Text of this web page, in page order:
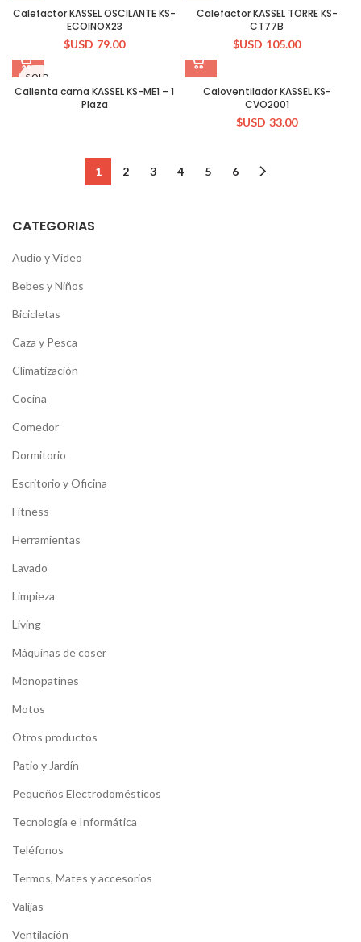
CATEGORIAS
Audio y Video
Bebes y Niños
Bicicletas
Caza y Pesca
Climatización
Cocina
Comedor
Dormitorio
Escritorio y Oficina
Fitness
Herramientas
Lavado
Limpieza
Living
Máquinas de coser
Monopatines
Motos
Otros productos
Patio y Jardín
Pequeños Electrodomésticos
Tecnología e Informática
Teléfonos
Termos, Mates y accesorios
Valijas
Ventilación
Calefactor KASSEL OSCILANTE KS-
ECOINOX23
$USD 79.00
Calefactor KASSEL TORRE KS-
CT77B
$USD 105.00
SOLD
OUT
Calienta cama KASSEL KS-ME1 – 1
Plaza
Caloventilador KASSEL KS-
CVO2001
$USD 33.00
1 2 3 4 5 6